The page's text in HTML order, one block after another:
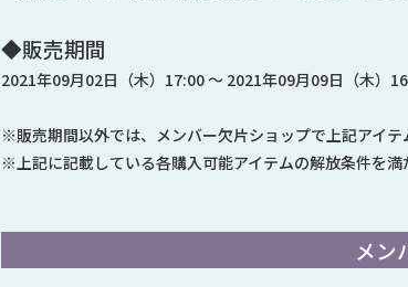
◆販売期間
2021年09月02日（木）17:00 ～ 2021年09月09日（木）
※販売期間以外では、メンバー欠片ショップで上記アイテ
※上記に記載している各購入可能アイテムの解放条件を
メン